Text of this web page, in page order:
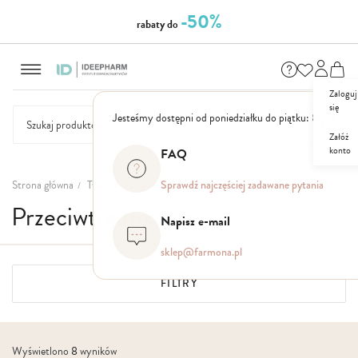
rabaty do -50%
do
treści
Jesteśmy dostępni od poniedziałku do piątku: 8.00 -
FAQ
Sprawdź najczęściej zadawane pytania
Napisz e-mail
sklep@farmona.pl
Zaloguj
się
Załóż
konto
Strona główna Twarz Przeciwtrądzikowe
Przeciwtrądzikowe
Wyświetlono 8wyników
FILTRY